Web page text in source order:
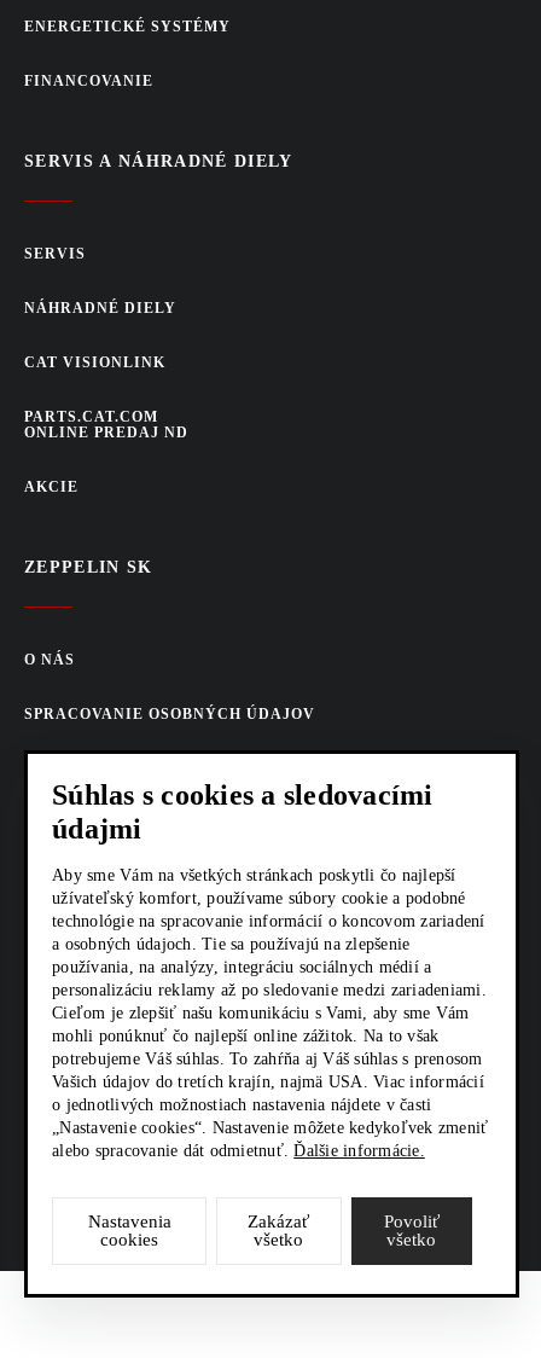
ENERGETICKÉ SYSTÉMY
FINANCOVANIE
SERVIS A NÁHRADNÉ DIELY
SERVIS
NÁHRADNÉ DIELY
CAT VISIONLINK
PARTS.CAT.COM
ONLINE PREDAJ ND
AKCIE
ZEPPELIN SK
O NÁS
SPRACOVANIE OSOBNÝCH ÚDAJOV
AKTUALITY
KARIÉRA
Z SHOP
KONTAKTY
SOCIÁLNE SIETE
Súhlas s cookies a sledovacími
údajmi
Aby sme Vám na všetkých stránkach poskytli čo najlepší
užívateľský komfort, používame súbory cookie a podobné
technológie na spracovanie informácií o koncovom zariadení
a osobných údajoch. Tie sa používajú na zlepšenie
používania, na analýzy, integráciu sociálnych médií a
personalizáciu reklamy až po sledovanie medzi zariadeniami.
Cieľom je zlepšiť našu komunikáciu s Vami, aby sme Vám
mohli ponúknuť čo najlepší online zážitok. Na to však
potrebujeme Váš súhlas. To zahŕňa aj Váš súhlas s prenosom
Vašich údajov do tretích krajín, najmä USA. Viac informácií
o jednotlivých možnostiach nastavenia nájdete v časti
„Nastavenie cookies“. Nastavenie môžete kedykoľvek zmeniť
alebo spracovanie dát odmietnuť.Ďalšie informácie.
Nastavenia
cookies
Zakázať
všetko
Povoliť
všetko